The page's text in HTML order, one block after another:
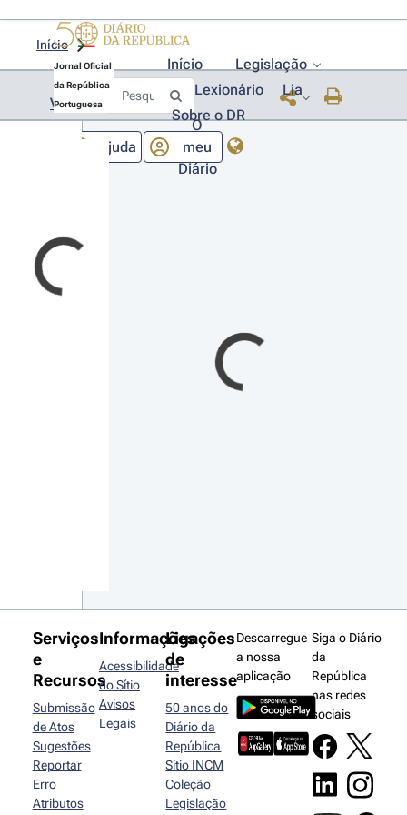
Jornal Oficial
da República
Portuguesa
Início
Legislação
Lexionário
Lia
Sobre o DR
Ajuda
O
meu
Diário
Início
Voltar
Serviços
e
Recursos
Submissão
de Atos
Sugestões
Reportar
Erro
Atributos
Informações
Acessibilidade
do Sítio
Avisos
Legais
Ligações
de
interesse
50 anos do
Diário da
República
Sítio INCM
Coleção
Legislação
Descarregue
a nossa
aplicação
Siga o Diário
da
República
nas redes
sociais